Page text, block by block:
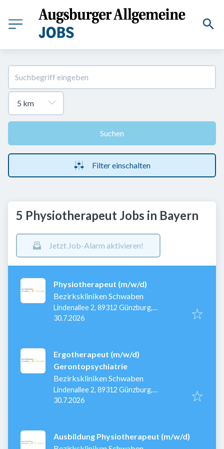
Suchen
Filter einschalten
5 Physiotherapeut Jobs in Bayern
Jetzt Job-Alarm aktivieren!
Physiotherapeut (m/w/d)
Bezirkskliniken Schwaben
Lindenallee 2, 89312 Günzburg,
Deutschland
Veröffentlicht
30.7.2026
Ergotherapeut (m/w/d)
Gerontopsychiatrie
Bezirkskliniken Schwaben
Lindenallee 2, 89312 Günzburg,
Deutschland
Veröffentlicht
30.7.2026
Ausbildung Physiotherapeut (m/w/d)